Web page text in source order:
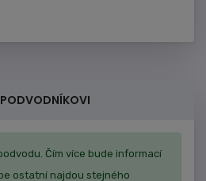
Čím více bude informací
ostatní najdou stejného